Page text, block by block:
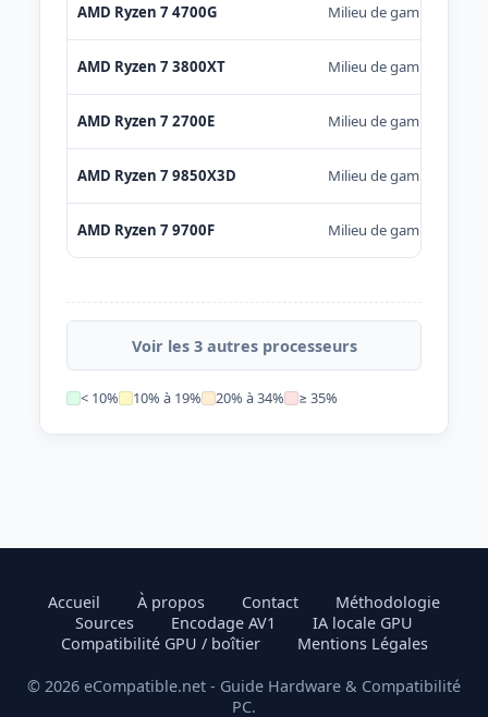
AMD Ryzen 7 4700G Milieu de gamme
AMD Ryzen 7 3800XT Milieu de gamme
AMD Ryzen 7 2700E Milieu de gamme
AMD Ryzen 7 9850X3D Milieu de gamme
AMD Ryzen 7 9700F Milieu de gamme
Voir les 3 autres processeurs
< 10% 10% à 19% 20% à 34% ≥ 35%
Accueil À propos Contact
Méthodologie
Sources
Encodage AV1
IA locale GPU
Compatibilité GPU / boîtier
Mentions Légales
© 2026 eCompatible.net - Guide Hardware & Compatibilité
PC.